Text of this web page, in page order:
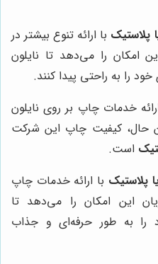
پلاستیک با ارائه تنوع بیشتر در
امکان را می‌دهد تا نایلون
را به راحتی پیدا کنند.
خدمات چاپ بر روی نایلون
حال، کیفیت چاپ این شرکت
است.
پلاستیک با ارائه خدمات چاپ
این امکان را می‌دهد تا
را به طور حرفه‌ای و جذاب